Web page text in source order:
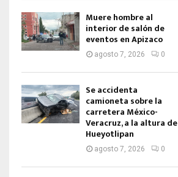
Muere hombre al
interior de salón de
eventos en Apizaco
agosto 7, 2026 0
Se accidenta
camioneta sobre la
carretera México-
Veracruz, a la altura de
Hueyotlipan
agosto 7, 2026 0